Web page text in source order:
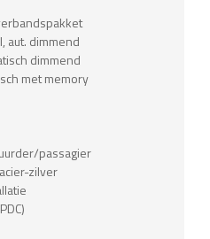
aut. dimmend
dimmend
met memory
passagier
zilver